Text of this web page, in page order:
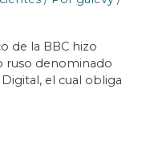
de la BBC hizo
ruso denominado
el cual obliga